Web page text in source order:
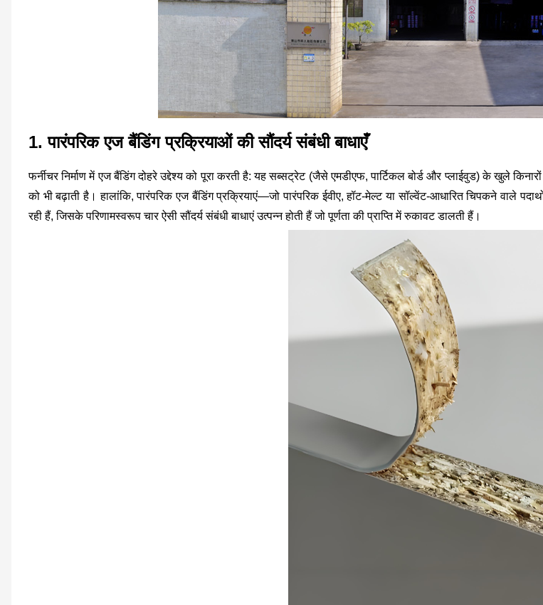
1. पारंपरिक एज बैंडिंग प्रक्रियाओं की सौंदर्य संबंधी बाधाएँ
फर्नीचर निर्माण में एज बैंडिंग दोहरे उद्देश्य को पूरा करती है: यह सब्सट्रेट (जैसे एमडीएफ, पार्टिकल बोर्ड और प्लाईवुड) के खुले
को भी बढ़ाती है। हालांकि, पारंपरिक एज बैंडिंग प्रक्रियाएं—जो पारंपरिक ईवीए, हॉट-मेल्ट या सॉल्वेंट-आधारित चिपकने वाले
रही हैं, जिसके परिणामस्वरूप चार ऐसी सौंदर्य संबंधी बाधाएं उत्पन्न होती हैं जो पूर्णता की प्राप्ति में रुकावट डालती हैं।